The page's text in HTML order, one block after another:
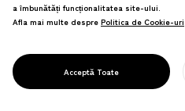
PROJECT
MIDORI XS
a îmbunătăți funcționalitatea site-ului.
Afla mai multe despre Politica de Cookie-uri
Politica de Cookie-uri
Acceptă Toate